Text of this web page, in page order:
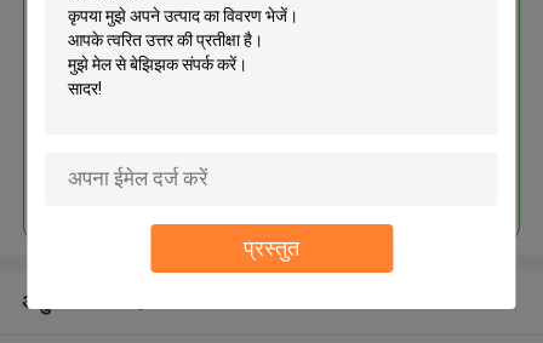
प्रस्तुत
पशुओं के लिए फास्फोरस Butafosfan
शीशी 10ml / 50ml कस्टम बोतल लेबल
जारी रखें
अनुशंसित उत्पाद